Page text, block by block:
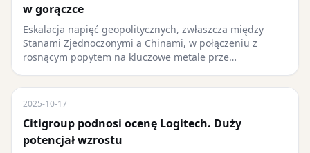
w gorączce
Eskalacja napięć geopolitycznych, zwłaszcza między
Stanami Zjednoczonymi a Chinami, w połączeniu z
rosnącym popytem na kluczowe metale prze…
2025-10-17
Citigroup podnosi ocenę Logitech. Duży
potencjał wzrostu